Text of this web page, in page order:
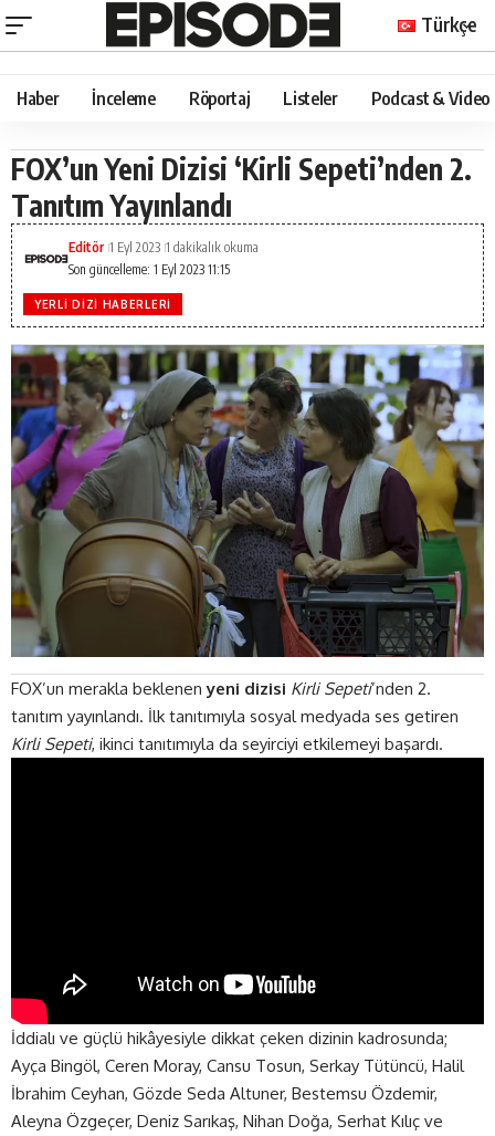
Türkçe
Haber İnceleme Röportaj Listeler Podcast & Video
FOX’un Yeni Dizisi ‘Kirli Sepeti’nden 2.
Tanıtım Yayınlandı
Son güncelleme: 1 Eyl 2023 11:15
Editör 1 Eyl 2023 1 dakikalık okuma
YERLI DIZI HABERLERI
FOX’un merakla beklenenyeni dizisi Kirli Sepeti’nden 2.
tanıtım yayınlandı. İlk tanıtımıyla sosyal medyada ses getiren
Kirli Sepeti, ikinci tanıtımıyla da seyirciyi etkilemeyi başardı.
İddialı ve güçlü hikâyesiyle dikkat çeken dizinin kadrosunda;
Ayça Bingöl, Ceren Moray, Cansu Tosun, Serkay Tütüncü, Halil
İbrahim Ceyhan, Gözde Seda Altuner, Bestemsu Özdemir,
Aleyna Özgeçer, Deniz Sarıkaş, Nihan Doğa, Serhat Kılıç ve